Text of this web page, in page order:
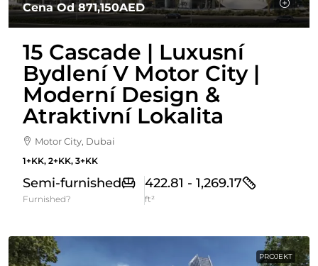
Cena Od871,150AED
15 Cascade | Luxusní
Bydlení V Motor City |
Moderní Design &
Atraktivní Lokalita
Motor City, Dubai
1+KK, 2+KK, 3+KK
Semi-furnished
Furnished?
422.81 - 1,269.17
ft²
PROJEKT